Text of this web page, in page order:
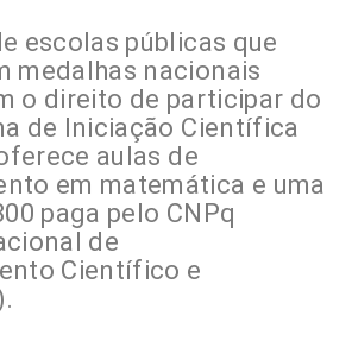
escolas públicas que
medalhas nacionais
o direito de participar do
de Iniciação Científica
aulas de
em matemática e uma
paga pelo CNPq
de
Científico e